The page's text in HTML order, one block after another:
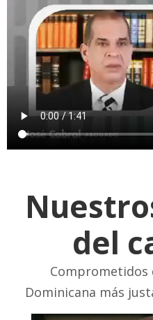
del
Comprometidos
Dominicana más